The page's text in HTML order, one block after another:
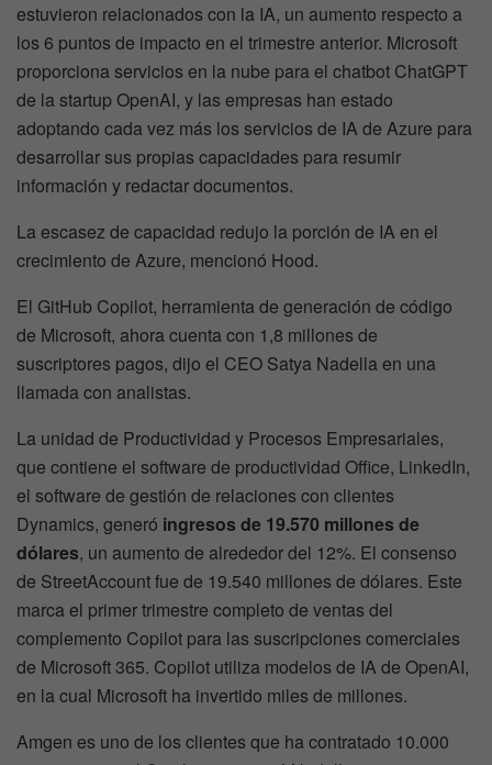
estuvieron relacionados con la IA, un aumento respecto a
los 6 puntos de impacto en el trimestre anterior. Microsoft
proporciona servicios en la nube para el chatbot ChatGPT
de la startup OpenAI, y las empresas han estado
adoptando cada vez más los servicios de IA de Azure para
desarrollar sus propias capacidades para resumir
información y redactar documentos.
La escasez de capacidad redujo la porción de IA en el
crecimiento de Azure, mencionó Hood.
El GitHub Copilot, herramienta de generación de código
de Microsoft, ahora cuenta con 1,8 millones de
suscriptores pagos, dijo el CEO Satya Nadella en una
llamada con analistas.
La unidad de Productividad y Procesos Empresariales,
que contiene el software de productividad Office, LinkedIn,
el software de gestión de relaciones con clientes
Dynamics, generó ingresos de 19.570 millones de
dólares, un aumento de alrededor del 12%. El consenso
de StreetAccount fue de 19.540 millones de dólares. Este
marca el primer trimestre completo de ventas del
complemento Copilot para las suscripciones comerciales
de Microsoft 365. Copilot utiliza modelos de IA de OpenAI,
en la cual Microsoft ha invertido miles de millones.
Amgen es uno de los clientes que ha contratado 10.000